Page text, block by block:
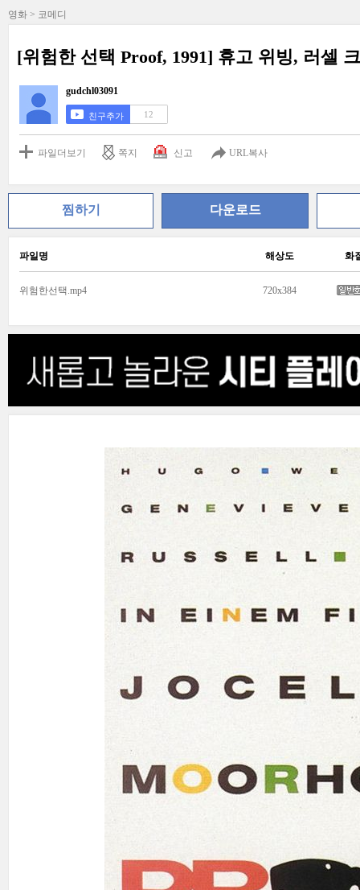
영화 > 코메디
[위험한 선택 Proof, 1991] 휴고 위빙, 러셀
gudchl03091
친구추가 12
파일더보기 쪽지 신고 URL복사
찜하기 다운로드
파일명 해상도 화
위험한선택.mp4 720x384